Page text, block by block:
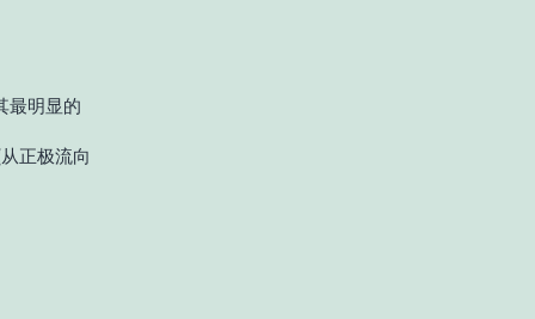
最明显的
正极流向